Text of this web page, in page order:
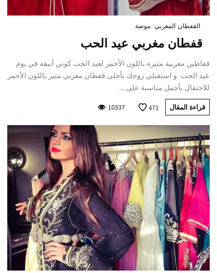
القفطان المغربي موضة
قفطان مغربي عيد الحب
قفاطين مغربية مثيرة باللون الأحمر لعيد الحب كوني أنيقة في يوم
عيد الحب و استقبلي زوجك بأحلى قفطان مغربي مثير باللون الأحمر
للاحتفال بأجمل مناسبة على…
قراءة المقال 471
10337